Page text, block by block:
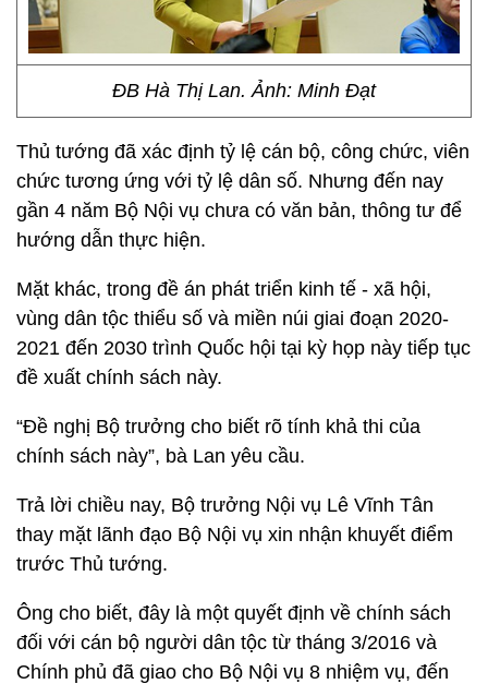
ĐB Hà Thị Lan. Ảnh: Minh Đạt
Thủ tướng đã xác định tỷ lệ cán bộ, công chức, viên
chức tương ứng với tỷ lệ dân số. Nhưng đến nay
gần 4 năm Bộ Nội vụ chưa có văn bản, thông tư để
hướng dẫn thực hiện.
Mặt khác, trong đề án phát triển kinh tế - xã hội,
vùng dân tộc thiểu số và miền núi giai đoạn 2020-
2021 đến 2030 trình Quốc hội tại kỳ họp này tiếp tục
đề xuất chính sách này.
“Đề nghị Bộ trưởng cho biết rõ tính khả thi của
chính sách này”, bà Lan yêu cầu.
Trả lời chiều nay, Bộ trưởng Nội vụ Lê Vĩnh Tân
thay mặt lãnh đạo Bộ Nội vụ xin nhận khuyết điểm
trước Thủ tướng.
Ông cho biết, đây là một quyết định về chính sách
đối với cán bộ người dân tộc từ tháng 3/2016 và
Chính phủ đã giao cho Bộ Nội vụ 8 nhiệm vụ, đến